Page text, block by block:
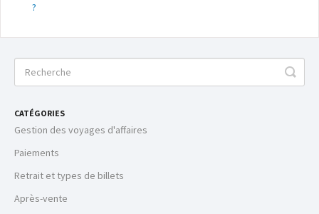
?
CATÉGORIES
Gestion des voyages d'affaires
Paiements
Retrait et types de billets
Après-vente